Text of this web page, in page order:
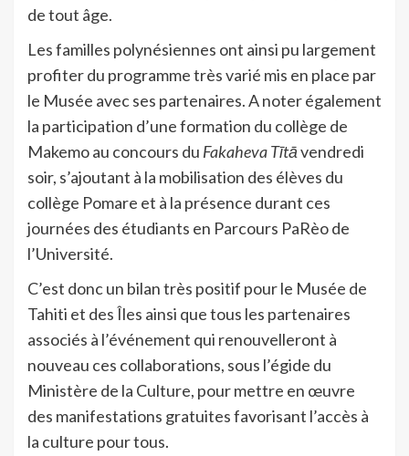
de tout âge.
Les familles polynésiennes ont ainsi pu largement
profiter du programme très varié mis en place par
le Musée avec ses partenaires. A noter également
la participation d’une formation du collège de
Makemo au concours du Fakaheva Tītāvendredi
soir, s’ajoutant à la mobilisation des élèves du
collège Pomare et à la présence durant ces
journées des étudiants en Parcours PaRèo de
l’Université.
C’est donc un bilan très positif pour le Musée de
Tahiti et des Îles ainsi que tous les partenaires
associés à l’événement qui renouvelleront à
nouveau ces collaborations, sous l’égide du
Ministère de la Culture, pour mettre en œuvre
des manifestations gratuites favorisant l’accès à
la culture pour tous.